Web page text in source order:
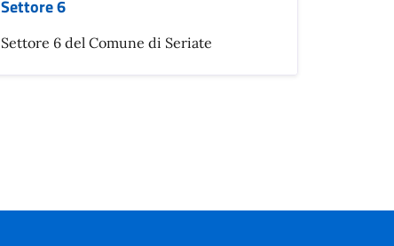
Settore 6
Settore 6 del Comune di Seriate